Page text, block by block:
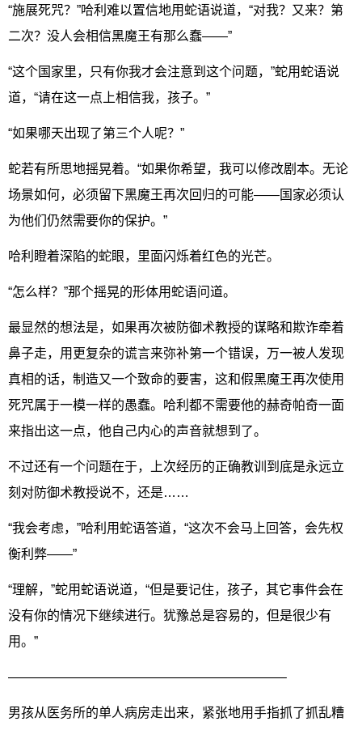
“施展死咒？”哈利难以置信地用蛇语说道，“对我？又来？第
二次？没人会相信黑魔王有那么蠢——”
“这个国家里，只有你我才会注意到这个问题，”蛇用蛇语说
道，“请在这一点上相信我，孩子。”
“如果哪天出现了第三个人呢？”
蛇若有所思地摇晃着。“如果你希望，我可以修改剧本。无论
场景如何，必须留下黑魔王再次回归的可能——国家必须认
为他们仍然需要你的保护。”
哈利瞪着深陷的蛇眼，里面闪烁着红色的光芒。
“怎么样？”那个摇晃的形体用蛇语问道。
最显然的想法是，如果再次被防御术教授的谋略和欺诈牵着
鼻子走，用更复杂的谎言来弥补第一个错误，万一被人发现
真相的话，制造又一个致命的要害，这和假黑魔王再次使用
死咒属于一模一样的愚蠢。哈利都不需要他的赫奇帕奇一面
来指出这一点，他自己内心的声音就想到了。
不过还有一个问题在于，上次经历的正确教训到底是永远立
刻对防御术教授说不，还是……
“我会考虑，”哈利用蛇语答道，“这次不会马上回答，会先权
衡利弊——”
“理解，”蛇用蛇语说道，“但是要记住，孩子，其它事件会在
没有你的情况下继续进行。犹豫总是容易的，但是很少有
用。”
—————————————————————–
男孩从医务所的单人病房走出来，紧张地用手指抓了抓乱糟